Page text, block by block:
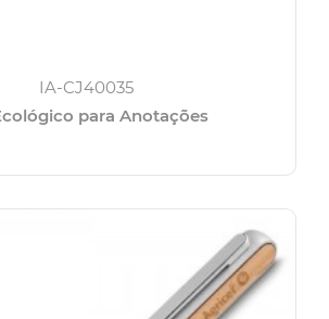
IA-CJ40035
para Anotações